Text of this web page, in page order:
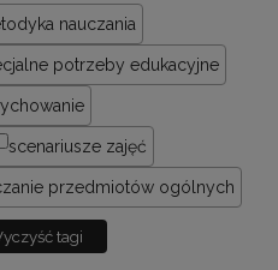
nauczania
potrzeby edukacyjne
scenariusze zajęć
przedmiotów ogólnych
tagi